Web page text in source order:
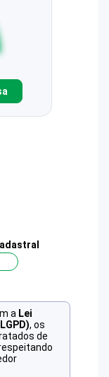
a Lei
, os
de